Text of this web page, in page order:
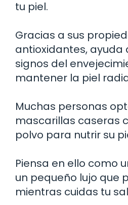
tu piel.
Gracias a sus
antioxidantes, ayuda
signos del
mantener la piel
Muchas personas
mascarillas caseras
polvo para nutrir su
Piensa en ello como
un pequeño lujo que
mientras cuidas tu